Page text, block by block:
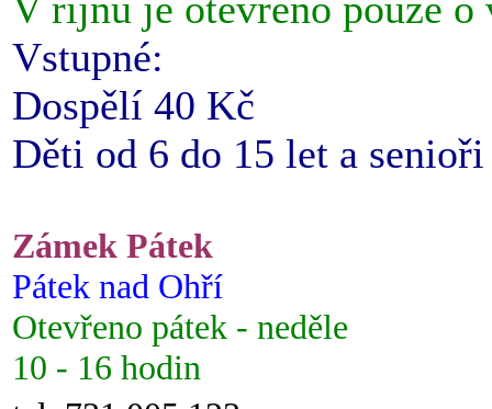
Vstupné:
Dospělí 40 Kč
Děti od 6 do 15 let a
Zámek Pátek
Pátek nad Ohří
Otevřeno pátek - neděle
10 - 16 hodin